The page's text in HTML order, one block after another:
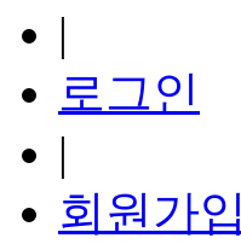
|
로그인
|
회원가입